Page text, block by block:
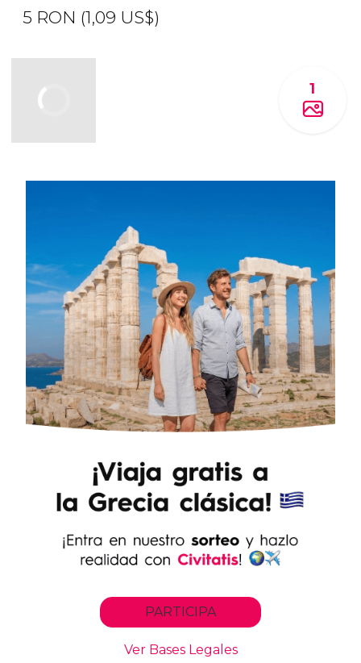
5 RON (1,09 US$)
1